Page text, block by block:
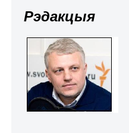
Рэдакцыя